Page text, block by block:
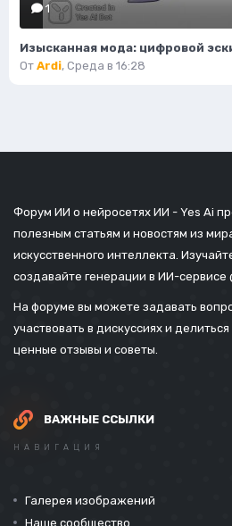
1
От Ardi, Среда в 16:28
Форум ИИ о нейросетях ИИ - Yes Ai
полезным статьям и новостям из
искусственного интеллекта.
создавайте генерации в ИИ-сервисе
На форуме вы можете задавать
участвовать в дискуссиях и
ценные отзывы и советы.
ВАЖНЫЕ ССЫЛКИ
НАВИГАЦИЯ
Галерея изображений
Наше сообщество